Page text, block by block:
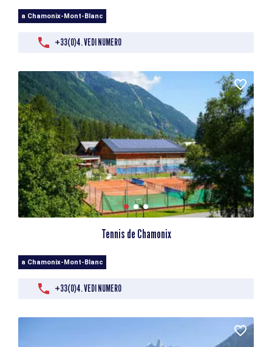
a Chamonix-Mont-Blanc
+33(0)4. VEDI NUMERO
Tennis de Chamonix
a Chamonix-Mont-Blanc
+33(0)4. VEDI NUMERO